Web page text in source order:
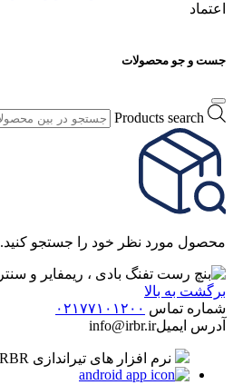
اعتماد
جست و جو محصولات
Products search
محصول مورد نظر خود را جستجو کنید.
برگشت به بالا
شماره تماس ۰۲۱۷۷۱۰۱۲۰۰
آدرس ایمیلinfo@irbr.ir
نرم افزار های تیراندازی IRBR